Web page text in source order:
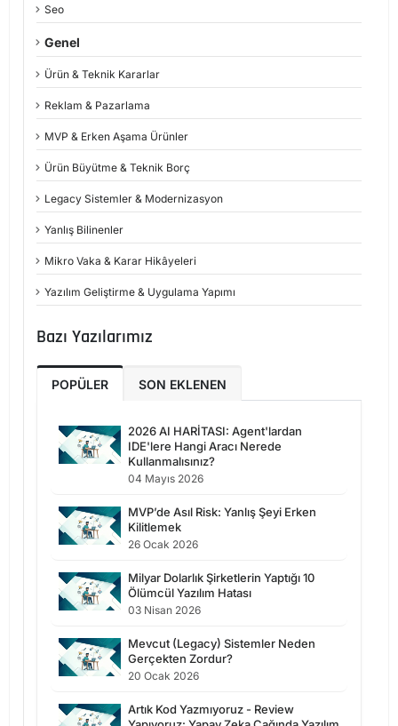
Seo
Genel
Ürün & Teknik Kararlar
Reklam & Pazarlama
MVP & Erken Aşama Ürünler
Ürün Büyütme & Teknik Borç
Legacy Sistemler & Modernizasyon
Yanlış Bilinenler
Mikro Vaka & Karar Hikâyeleri
Yazılım Geliştirme & Uygulama Yapımı
Bazı Yazılarımız
POPÜLER SON EKLENEN
2026 AI HARİTASI: Agent'lardan
IDE'lere Hangi Aracı Nerede
Kullanmalısınız?
04 Mayıs 2026
MVP’de Asıl Risk: Yanlış Şeyi Erken
Kilitlemek
26 Ocak 2026
Milyar Dolarlık Şirketlerin Yaptığı 10
Ölümcül Yazılım Hatası
03 Nisan 2026
Mevcut (Legacy) Sistemler Neden
Gerçekten Zordur?
20 Ocak 2026
Artık Kod Yazmıyoruz - Review